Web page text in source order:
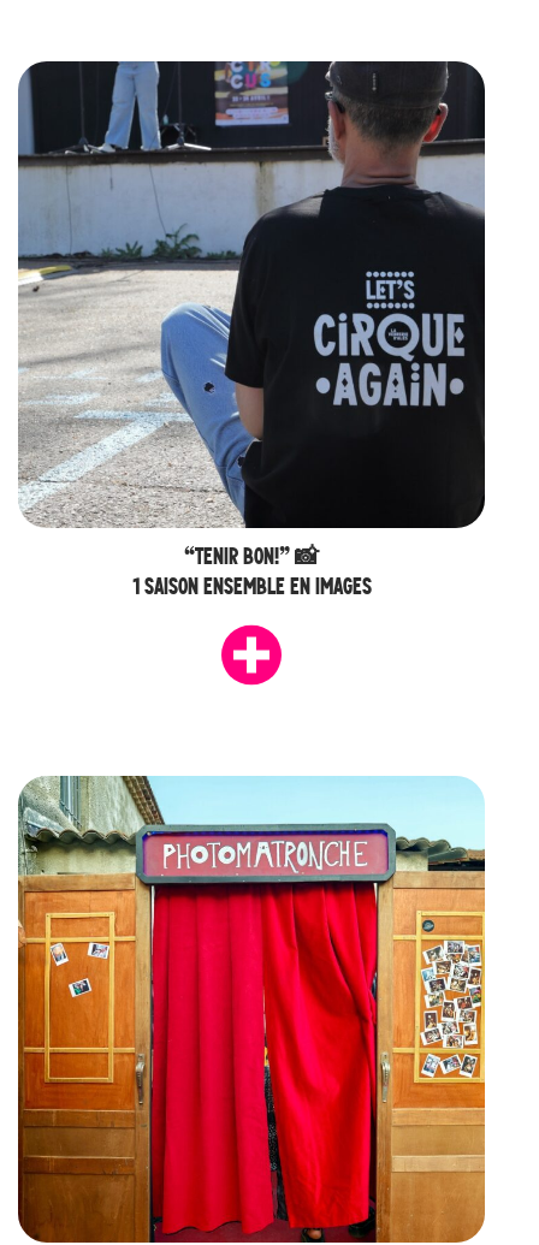
“TENIR BON!” 📸
1 SAISON ENSEMBLE EN IMAGES